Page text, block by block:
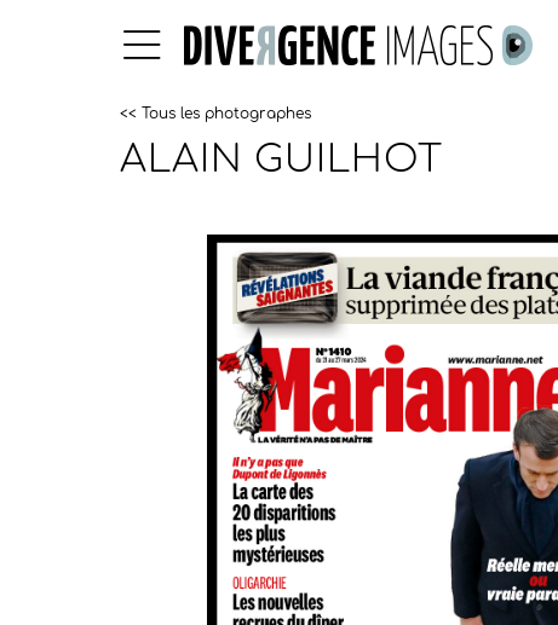
<< Tous les photographes
ALAIN GUILHOT